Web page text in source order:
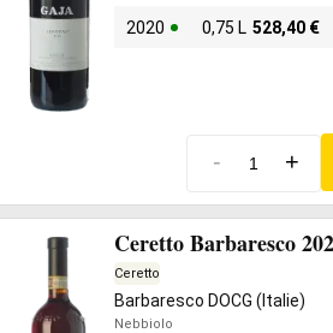
2020 0,75 L 528,40 €
- +
Ceretto Barbaresco
Ceretto
Barbaresco DOCG (Italie)
Nebbiolo